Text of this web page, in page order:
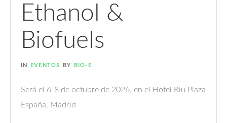
Ethanol &
Biofuels
IN EVENTOS BY BIO-E
Será el 6-8 de octubre de 2026, en el Hotel Riu Plaza
España, Madrid